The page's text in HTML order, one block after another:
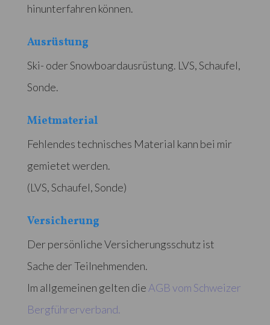
hinunterfahren können.
Ausrüstung
Ski- oder Snowboardausrüstung. LVS, Schaufel,
Sonde.
Mietmaterial
Fehlendes technisches Material kann bei mir
gemietet werden.
(LVS, Schaufel, Sonde)
Versicherung
Der persönliche Versicherungsschutz ist
Sache der Teilnehmenden.
Im allgemeinen gelten die AGB vom Schweizer
Bergführerverband.